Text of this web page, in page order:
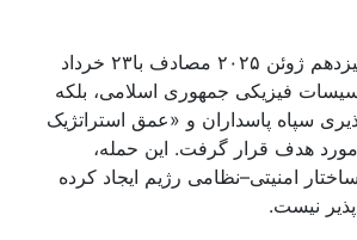
در بامداد جمعه سیزدهم ژوئن ۲۰۲۵ مصادف با۲۳ خرداد
تأسیسات فیزیکی جمهوری اسلامی، بلکه
سپاه پاسداران و «عمق استراتژیک
هدف قرار گرفت. این حمله،
امنیتی–نظامی رژیم ایجاد کرده
نیست.